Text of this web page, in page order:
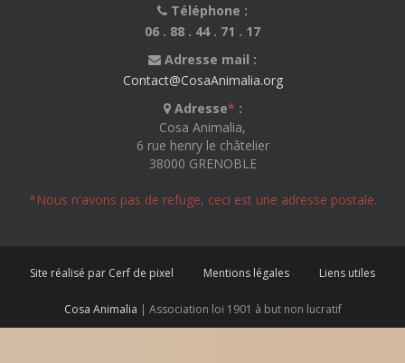
Téléphone :
06 . 88 . 44 . 71 . 17
Adresse mail :
Contact@CosaAnimalia.org
Adresse* :
Cosa Animalia,
6 rue henry le châtelier
38000 GRENOBLE
*Nous n'avons pas de refuge, ceci est une adresse postale.
Site réalisé par Cerf de pixel Mentions légales Liens utiles
Cosa Animalia | Association loi 1901 à but non lucratif